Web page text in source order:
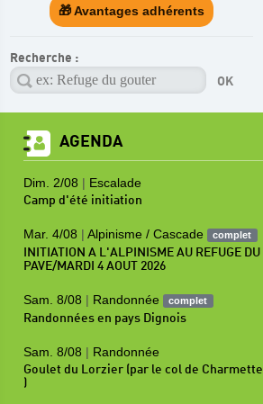
🎁 Avantages adhérents
Recherche :
AGENDA
Dim. 2/08 | Escalade
Camp d'été initiation
Mar. 4/08 | Alpinisme / Cascade complet
INITIATION A L'ALPINISME AU REFUGE DU
PAVE/MARDI 4 AOUT 2026
Sam. 8/08 | Randonnée complet
Randonnées en pays Dignois
Sam. 8/08 | Randonnée
Goulet du Lorzier (par le col de Charmette
)